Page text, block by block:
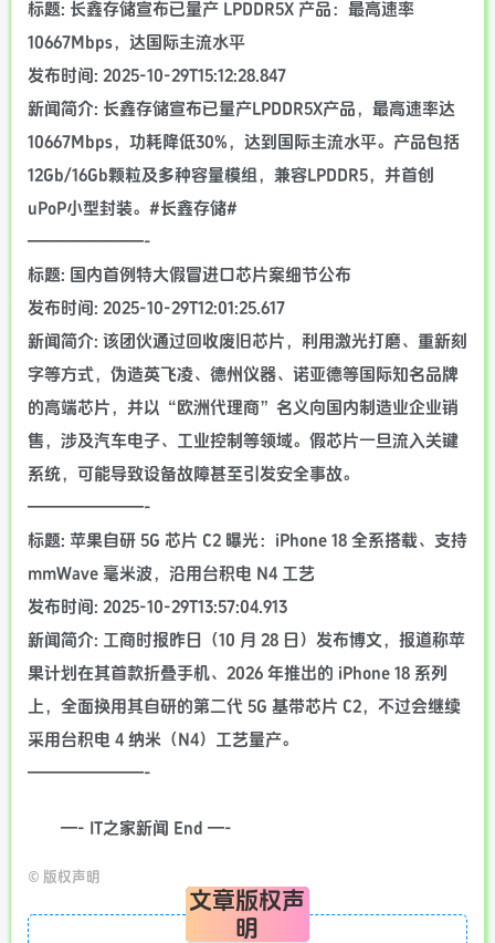
标题: 长鑫存储宣布已量产 LPDDR5X 产品：最高速率
10667Mbps，达国际主流水平
发布时间: 2025-10-29T15:12:28.847
新闻简介: 长鑫存储宣布已量产LPDDR5X产品，最高速率达
10667Mbps，功耗降低30%，达到国际主流水平。产品包括
12Gb/16Gb颗粒及多种容量模组，兼容LPDDR5，并首创
uPoP小型封装。#长鑫存储#
———————-
标题: 国内首例特大假冒进口芯片案细节公布
发布时间: 2025-10-29T12:01:25.617
新闻简介: 该团伙通过回收废旧芯片，利用激光打磨、重新刻
字等方式，伪造英飞凌、德州仪器、诺亚德等国际知名品牌
的高端芯片，并以“欧洲代理商”名义向国内制造业企业销
售，涉及汽车电子、工业控制等领域。假芯片一旦流入关键
系统，可能导致设备故障甚至引发安全事故。
———————-
标题: 苹果自研 5G 芯片 C2 曝光：iPhone 18 全系搭载、支持
mmWave 毫米波，沿用台积电 N4 工艺
发布时间: 2025-10-29T13:57:04.913
新闻简介: 工商时报昨日（10 月 28 日）发布博文，报道称苹
果计划在其首款折叠手机、2026 年推出的 iPhone 18 系列
上，全面换用其自研的第二代 5G 基带芯片 C2，不过会继续
采用台积电 4 纳米（N4）工艺量产。
———————-
—- IT之家新闻 End —-
© 版权声明
文章版权声
明